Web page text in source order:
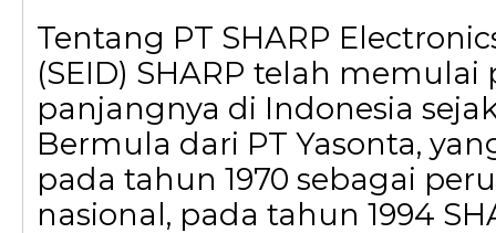
Tentang PT SHARP
(SEID) SHARP telah
panjangnya di Indonesia
Bermula dari PT Yasonta,
pada tahun 1970 sebagai
nasional, pada tahun 1994